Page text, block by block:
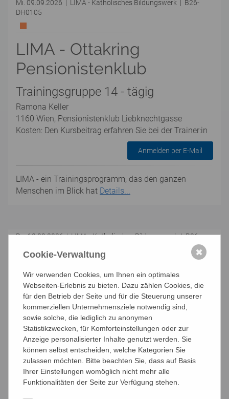
Mi. 09.09.2026 | LIMA - Katholisches Bildungswerk | B26-
DH0105
LIMA - Ottakring
Pensionistenklub
Trainingsgruppe 14 - tägig
Ramona Keller
1160 Wien, Pensionistenklub Liebknechtgasse
Kosten: Den Kursbeitrag erfahren Sie bei der Trainer:in
Anmelden per E-Mail
LIMA - ein Trainingsprogramm, das den ganzen
Menschen im Blick hat Details...
Do. 10.09.2026 | LIMA - Katholisches Bildungswerk | B26-
LIMA - Altlichtenwarth
Trainingsgruppe 14 - tägig
Judith Loibl
2144 Altlichtenwarth, Kommunikationszentrum
Altlichtenwarth
Kosten: Den Kursbeitrag erfahren Sie bei der Trainer:in
Keine Anmeldung nötig
Cookie-Verwaltung
Wir verwenden Cookies, um Ihnen ein optimales
Webseiten-Erlebnis zu bieten. Dazu zählen Cookies, die
für den Betrieb der Seite und für die Steuerung unserer
kommerziellen Unternehmensziele notwendig sind,
sowie solche, die lediglich zu anonymen
Statistikzwecken, für Komforteinstellungen oder zur
Anzeige personalisierter Inhalte genutzt werden. Sie
können selbst entscheiden, welche Kategorien Sie
zulassen möchten. Bitte beachten Sie, dass auf Basis
Ihrer Einstellungen womöglich nicht mehr alle
Funktionalitäten der Seite zur Verfügung stehen.
✖